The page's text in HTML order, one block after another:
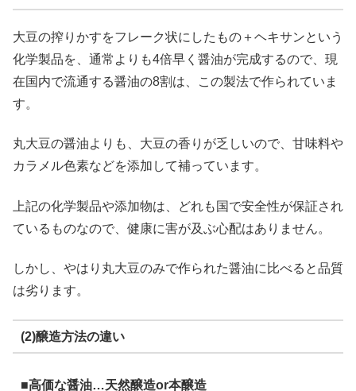
大豆の搾りかすをフレーク状にしたもの＋ヘキサンという
化学製品を、通常よりも4倍早く醤油が完成するので、現
在国内で流通する醤油の8割は、この製法で作られていま
す。
丸大豆の醤油よりも、大豆の香りが乏しいので、甘味料や
カラメル色素などを添加して補っています。
上記の化学製品や添加物は、どれも国で安全性が保証され
ているものなので、健康に害が及ぶ心配はありません。
しかし、やはり丸大豆のみで作られた醤油に比べると品質
は劣ります。
(2)醸造方法の違い
■高価な醤油…天然醸造or本醸造